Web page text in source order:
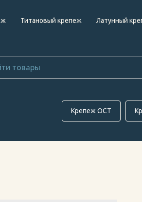
Титановый крепеж Латунный
Крепеж ОСТ